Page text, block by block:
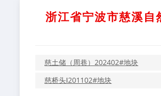
浙江省宁波市慈溪
慈土储（周巷）202402#地块
慈桥头Ⅰ201102#地块